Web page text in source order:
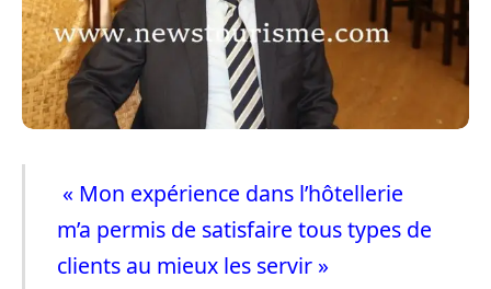
« Mon expérience dans l’hôtellerie
m’a permis de satisfaire tous types de
clients au mieux les servir »